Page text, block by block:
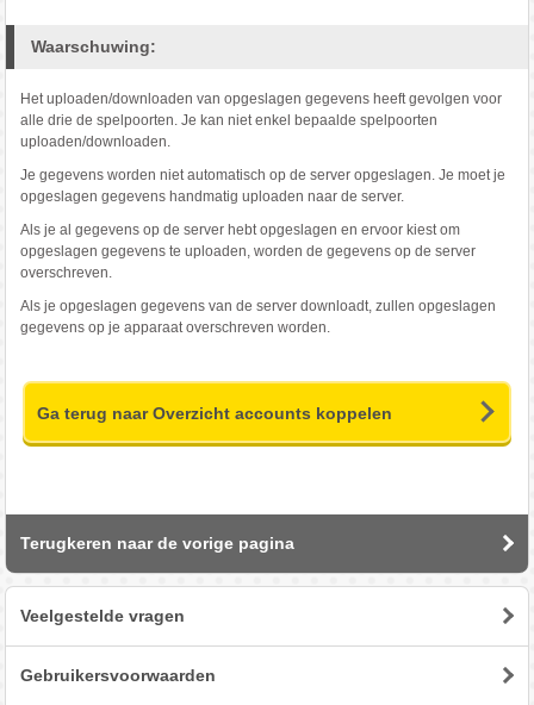
Waarschuwing:
Het uploaden/downloaden van opgeslagen gegevens heeft gevolgen voor
alle drie de spelpoorten. Je kan niet enkel bepaalde spelpoorten
uploaden/downloaden.
Je gegevens worden niet automatisch op de server opgeslagen. Je moet je
opgeslagen gegevens handmatig uploaden naar de server.
Als je al gegevens op de server hebt opgeslagen en ervoor kiest om
opgeslagen gegevens te uploaden, worden de gegevens op de server
overschreven.
Als je opgeslagen gegevens van de server downloadt, zullen opgeslagen
gegevens op je apparaat overschreven worden.
Ga terug naar Overzicht accounts koppelen
Terugkeren naar de vorige pagina
Veelgestelde vragen
Gebruikersvoorwaarden